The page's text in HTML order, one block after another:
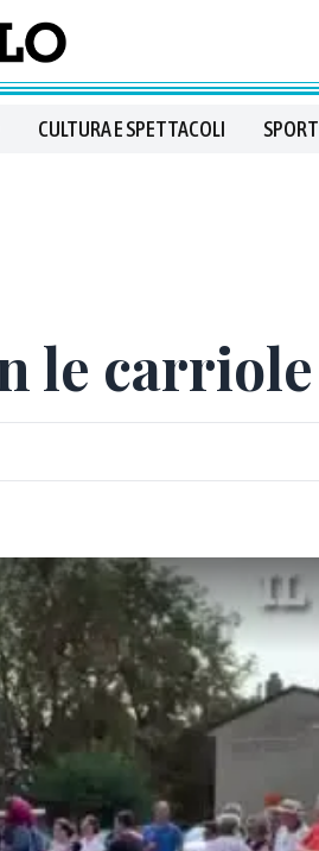
CULTURA E SPETTACOLI SPORT
le carriole